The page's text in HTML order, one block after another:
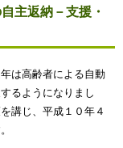
主返納－支援・
は高齢者による自動
るようになりまし
講じ、平成１０年４